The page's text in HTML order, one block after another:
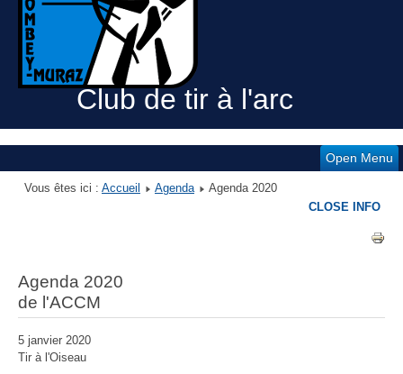
Club de tir à l'arc
Open Menu
Vous êtes ici : Accueil Agenda Agenda 2020
Agenda 2020
de l'ACCM
5 janvier 2020
Tir à l'Oiseau
CLOSE INFO